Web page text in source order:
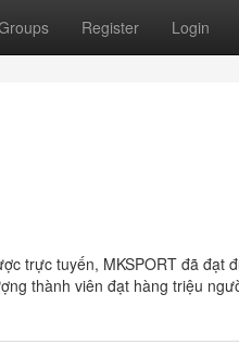
Register Login
trực tuyến, MKSPORT đã đạt
thành viên đạt hàng triệu